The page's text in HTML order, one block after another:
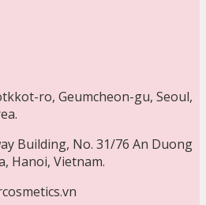
ro, Geumcheon-gu, Seoul,
Building, No. 31/76 An Duong
Hanoi, Vietnam.